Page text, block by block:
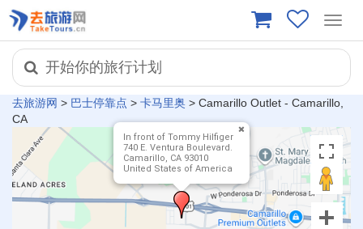
开始你的旅行计划
去旅游网 > 巴士停靠点 > 卡马里奥 > Camarillo Outlet - Camarillo,
CA
In front of Tommy Hilfiger
740 E. Ventura Boulevard.
Camarillo, CA 93010
United States of America